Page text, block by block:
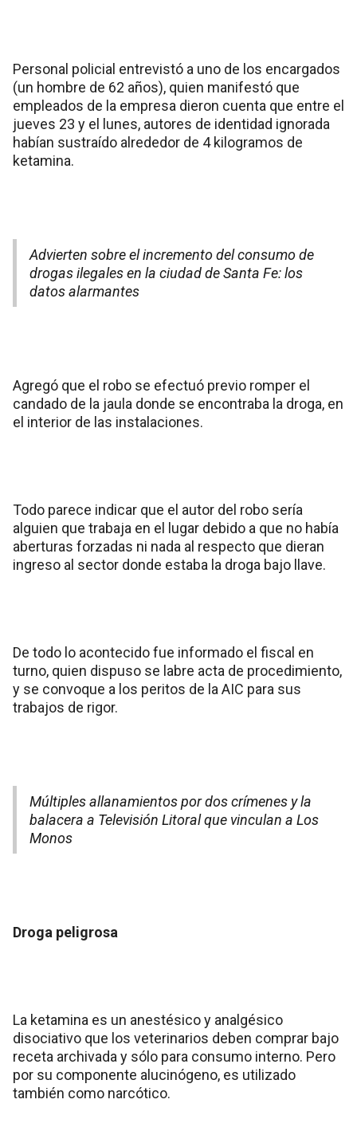
Personal policial entrevistó a uno de los encargados
(un hombre de 62 años), quien manifestó que
empleados de la empresa dieron cuenta que entre el
jueves 23 y el lunes, autores de identidad ignorada
habían sustraído alrededor de 4 kilogramos de
ketamina.
Advierten sobre el incremento del consumo de
drogas ilegales en la ciudad de Santa Fe: los
datos alarmantes
Agregó que el robo se efectuó previo romper el
candado de la jaula donde se encontraba la droga, en
el interior de las instalaciones.
Todo parece indicar que el autor del robo sería
alguien que trabaja en el lugar debido a que no había
aberturas forzadas ni nada al respecto que dieran
ingreso al sector donde estaba la droga bajo llave.
De todo lo acontecido fue informado el fiscal en
turno, quien dispuso se labre acta de procedimiento,
y se convoque a los peritos de la AIC para sus
trabajos de rigor.
Múltiples allanamientos por dos crímenes y la
balacera a Televisión Litoral que vinculan a Los
Monos
Droga peligrosa
La ketamina es un anestésico y analgésico
disociativo que los veterinarios deben comprar bajo
receta archivada y sólo para consumo interno. Pero
por su componente alucinógeno, es utilizado
también como narcótico.